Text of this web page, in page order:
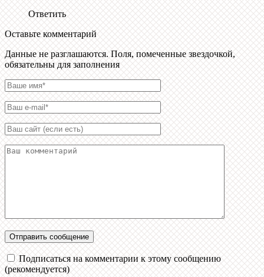
Ответить
Оставьте комментарий
Данные не разглашаются. Поля, помеченные звездочкой,
обязательны для заполнения
Подписаться на комментарии к этому сообщению
(рекомендуется)